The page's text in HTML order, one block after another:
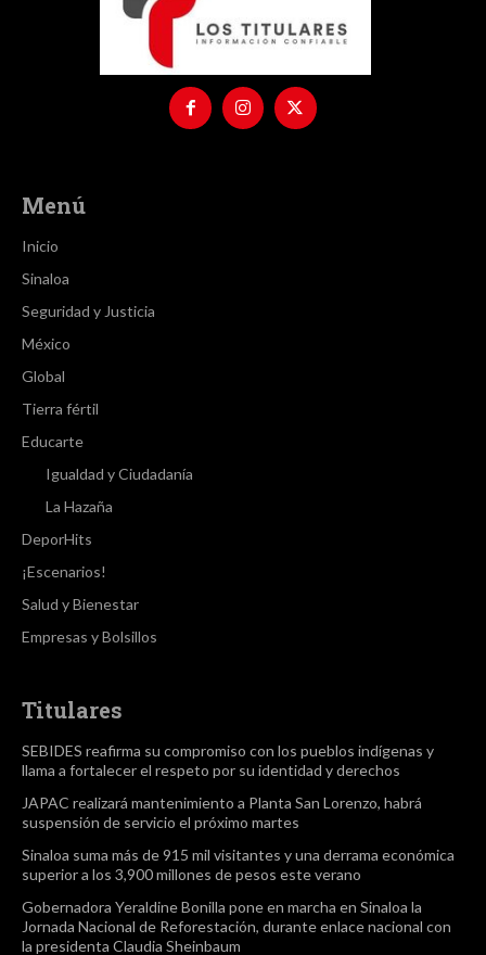
Menú
Inicio
Sinaloa
Seguridad y Justicia
México
Global
Tierra fértil
Educarte
Igualdad y Ciudadanía
La Hazaña
DeporHits
¡Escenarios!
Salud y Bienestar
Empresas y Bolsillos
Titulares
SEBIDES reafirma su compromiso con los pueblos indígenas y
llama a fortalecer el respeto por su identidad y derechos
JAPAC realizará mantenimiento a Planta San Lorenzo, habrá
suspensión de servicio el próximo martes
Sinaloa suma más de 915 mil visitantes y una derrama económica
superior a los 3,900 millones de pesos este verano
Gobernadora Yeraldine Bonilla pone en marcha en Sinaloa la
Jornada Nacional de Reforestación, durante enlace nacional con
la presidenta Claudia Sheinbaum